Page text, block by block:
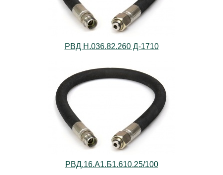
РВД Н.036.82.260 Д-1710
РВД.16.А1.Б1.610.25/100